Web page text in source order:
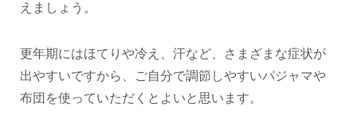
えましょう。
更年期にはほてりや冷え、汗など、さまざまな症状が
出やすいですから、ご自分で調節しやすいパジャマや
布団を使っていただくとよいと思います。